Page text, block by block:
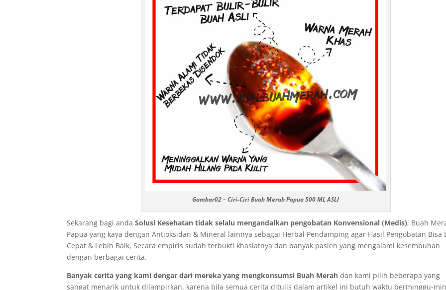
Gambar02 – Ciri-Ciri Buah Merah Papua 500 ML ASLI
Sekarang bagi andaSolusi Kesehatan tidak selalu mengandalkan pengobatan Konvensional (Medis), Buah
Papua yang kaya dengan Antioksidan & Mineral lainnya sebagai Herbal Pendamping agar Hasil Pengobatan Bisa
Cepat & Lebih Baik, Secara empiris sudah terbukti khasiatnya dan banyak pasien yang mengalami kesembuhan
dengan berbagai cerita.
Banyak cerita yang kami dengar dari mereka yang mengkonsumsi Buah Merah dan kami pilih beberapa yang
sangat menarik untuk dilampirkan, karena bila semua cerita ditulis dalam artikel ini butuh waktu berminggu-